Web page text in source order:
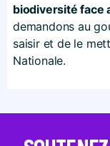
biodiversité face
demandons au
saisir et de le
Nationale.